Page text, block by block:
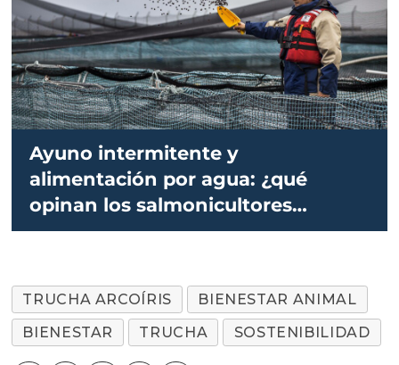
Ayuno intermitente y
alimentación por agua: ¿qué
opinan los salmonicultores
chilenos?
TRUCHA ARCOÍRIS
BIENESTAR ANIMAL
BIENESTAR
TRUCHA SOSTENIBILIDAD